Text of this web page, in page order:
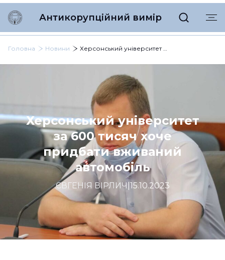
Антикорупційний вимір
Головна Новини Херсонський університет за 600 тисяч хоче придбати вживаний автомобіль
Херсонський університет
за 600 тисяч хоче
придбати вживаний
автомобіль
ЄВГЕНІЯ ВІРЛИЧ 15.10.2023